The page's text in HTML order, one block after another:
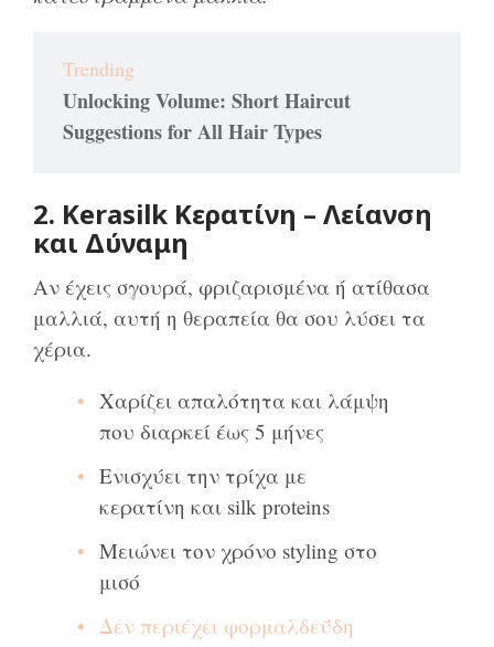
Trending
Unlocking Volume: Short Haircut
Suggestions for All Hair Types
2. Kerasilk Κερατίνη – Λείανση
και Δύναμη
Αν έχεις σγουρά, φριζαρισμένα ή ατίθασα
μαλλιά, αυτή η θεραπεία θα σου λύσει τα
χέρια.
Χαρίζει απαλότητα και λάμψη
που διαρκεί έως 5 μήνες
Ενισχύει την τρίχα με
κερατίνη και silk proteins
Μειώνει τον χρόνο styling στο
μισό
Δεν περιέχει φορμαλδεΰδη